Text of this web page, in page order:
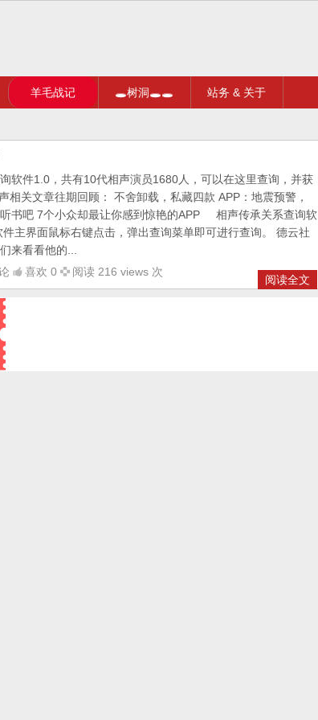
羊毛战记 🕳树洞🕳🕳 站务 & 关于
软件1.0，共有10代相声演员1680人，可以在这里查询，并获
关文章往期回顾： 不舍卸载，私藏四款 APP：地震预警，
书吧 7个小众却最让你感到惊艳的APP 相声传承关系查询软
主界面鼠标右键点击，弹出查询菜单即可进行查询。 德云社
来看看他的...
喜欢 0 阅读 216 views 次
阅读全文